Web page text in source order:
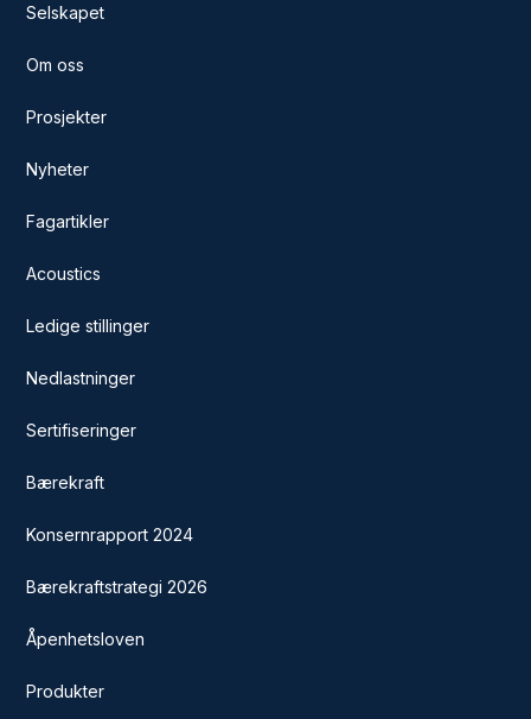
Selskapet
Om oss
Prosjekter
Nyheter
Fagartikler
Acoustics
Ledige stillinger
Nedlastninger
Sertifiseringer
Bærekraft
Konsernrapport 2024
Bærekraftstrategi 2026
Åpenhetsloven
Produkter